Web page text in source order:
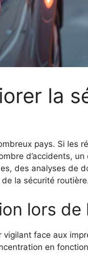
la
pays. Si les
d’accidents,
des analyses de
la sécurité
lors
face aux
en